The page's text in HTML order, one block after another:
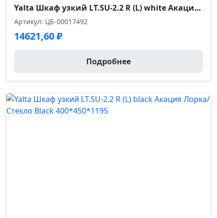
Yalta Шкаф узкий LT.SU-2.2 R (L) white Акация Лорка/Стекло White 400*450*1195
Артикул: ЦБ-00017492
14621,60₽
Подробнее